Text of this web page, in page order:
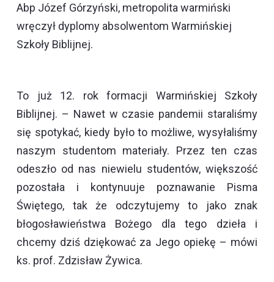
Abp Józef Górzyński, metropolita warmiński
wręczył dyplomy absolwentom Warmińskiej
Szkoły Biblijnej.
To już 12. rok formacji Warmińskiej Szkoły
Biblijnej. – Nawet w czasie pandemii staraliśmy
się spotykać, kiedy było to możliwe, wysyłaliśmy
naszym studentom materiały. Przez ten czas
odeszło od nas niewielu studentów, większość
pozostała i kontynuuje poznawanie Pisma
Świętego, tak że odczytujemy to jako znak
błogosławieństwa Bożego dla tego dzieła i
chcemy dziś dziękować za Jego opiekę – mówi
ks. prof. Zdzisław Żywica.